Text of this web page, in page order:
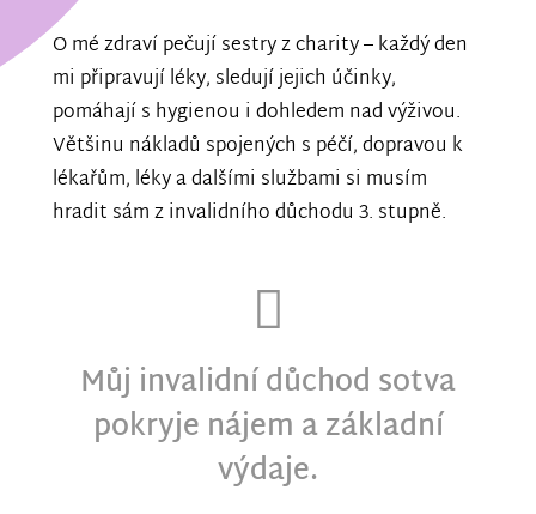
O mé zdraví pečují sestry z charity – každý den
mi připravují léky, sledují jejich účinky,
pomáhají s hygienou i dohledem nad výživou.
Většinu nákladů spojených s péčí, dopravou k
lékařům, léky a dalšími službami si musím
hradit sám z invalidního důchodu 3. stupně.
Můj invalidní důchod sotva
pokryje nájem a základní
výdaje.